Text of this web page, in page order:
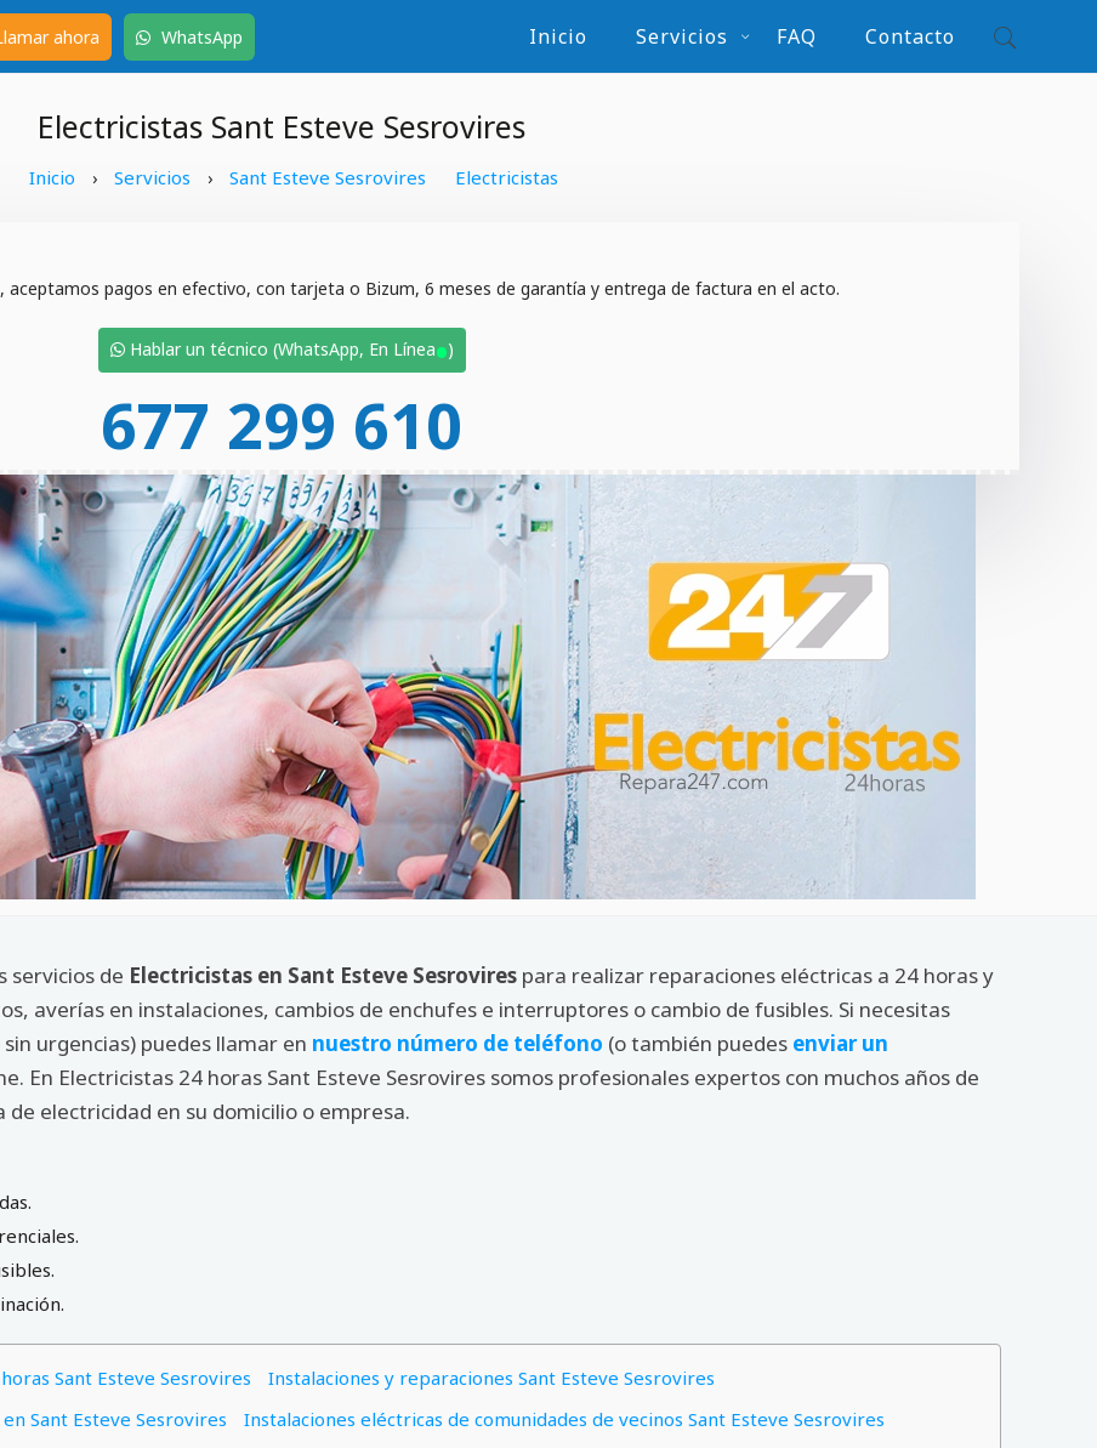
ahora WhatsApp Inicio Servicios FAQ Contacto
Electricistas Sant Esteve Sesrovires
Inicio › Servicios › Sant Esteve Sesrovires Electricistas
, aceptamos pagos en efectivo, con tarjeta o Bizum, 6 meses de garantía y entrega de factura en el acto.
Hablar un técnico (WhatsApp, En Línea•)
677 299 610
servicios de Electricistas en Sant Esteve Sesrovires para realizar reparaciones eléctricas a 24 horas y
averías en instalaciones, cambios de enchufes e interruptores o cambio de fusibles. Si necesitas
urgencias) puedes llamar en nuestro número de teléfono (o también puedes enviar un
En Electricistas 24 horas Sant Esteve Sesrovires somos profesionales expertos con muchos años de
electricidad en su domicilio o empresa.
Sant Esteve Sesrovires
Instalaciones y reparaciones Sant Esteve Sesrovires
Sant Esteve Sesrovires
Instalaciones eléctricas de comunidades de vecinos Sant Esteve Sesrovires